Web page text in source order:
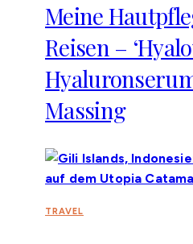
Meine
Reisen –
Massing
TRAVEL